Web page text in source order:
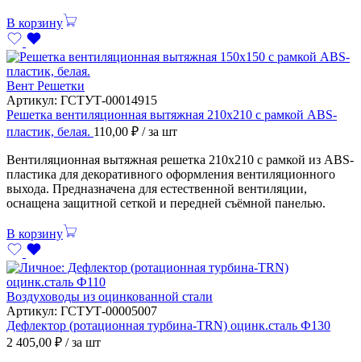
В корзину
Вент Решетки
Артикул: ГСТУТ-00014915
Решетка вентиляционная вытяжная 210х210 с рамкой ABS-
пластик, белая. 110,00 ₽ / за шт
Вентиляционная вытяжная решетка 210х210 с рамкой из ABS-
пластика для декоративного оформления вентиляционного
выхода. Предназначена для естественной вентиляции,
оснащена защитной сеткой и передней съёмной панелью.
В корзину
Воздуховоды из оцинкованной стали
Артикул: ГСТУТ-00005007
Дефлектор (ротационная турбина-TRN) оцинк.сталь Ф130
2 405,00 ₽ / за шт